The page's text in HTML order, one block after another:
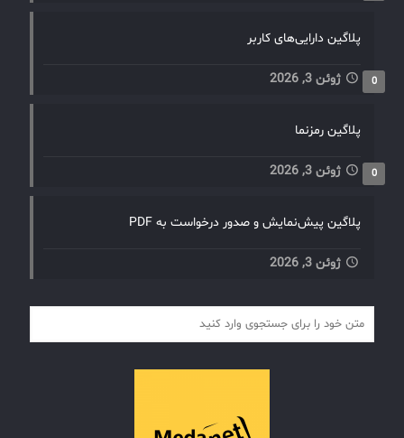
پلاگین دارایی‌های کاربر
ژوئن 3, 2026 0
پلاگین رمزنما
ژوئن 3, 2026 0
پلاگین پیش‌نمایش و صدور درخواست به PDF
ژوئن 3, 2026